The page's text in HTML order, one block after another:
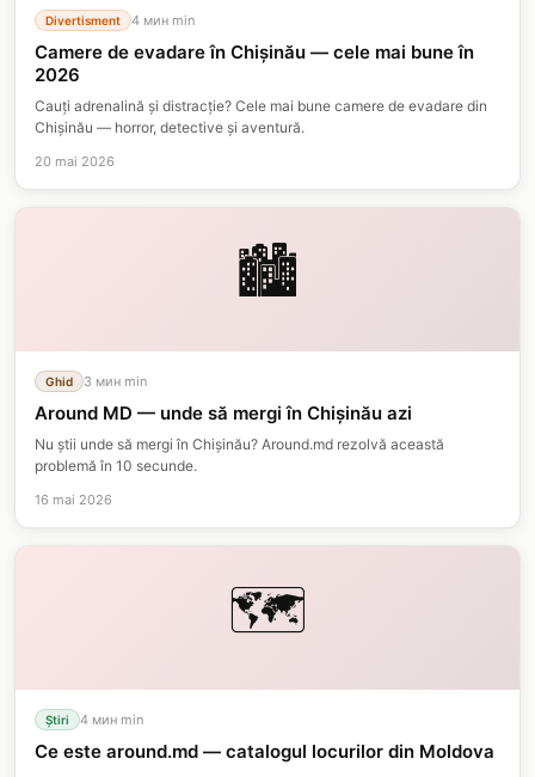
Divertisment 4 мин min
Camere de evadare în Chișinău — cele mai bune în
2026
Cauți adrenalină și distracție? Cele mai bune camere de evadare din
Chișinău — horror, detective și aventură.
20 mai 2026
🏙️
Ghid 3 мин min
Around MD — unde să mergi în Chișinău azi
Nu știi unde să mergi în Chișinău? Around.md rezolvă această
problemă în 10 secunde.
16 mai 2026
🗺️
Știri 4 мин min
Ce este around.md — catalogul locurilor din Moldova